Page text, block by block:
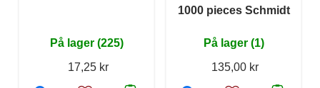
På lager (225)
17,25 kr
1000 pieces Schmidt
På lager (1)
135,00 kr